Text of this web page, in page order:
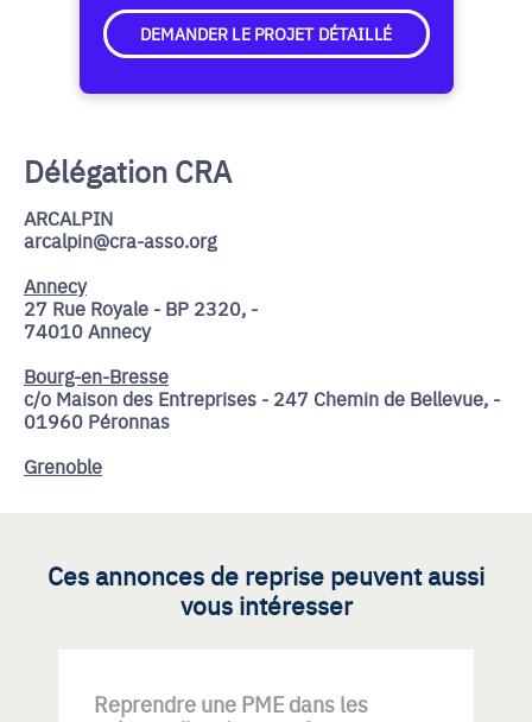
DEMANDER LE PROJET DÉTAILLÉ
Délégation CRA
ARCALPIN
arcalpin@cra-asso.org
Annecy
27 Rue Royale - BP 2320, -
74010 Annecy
Bourg-en-Bresse
c/o Maison des Entreprises - 247 Chemin de Bellevue, -
01960 Péronnas
Grenoble
Ces annonces de reprise peuvent aussi
vous intéresser
Reprendre une PME dans les